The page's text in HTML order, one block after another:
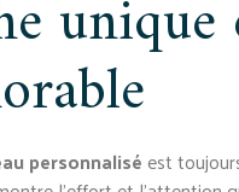
unique
personnalisé est